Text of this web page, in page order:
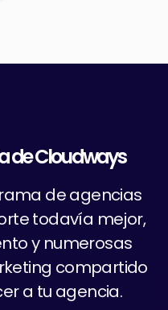
de Cloudways
de agencias
todavía mejor,
y numerosas
compartido
a tu agencia.